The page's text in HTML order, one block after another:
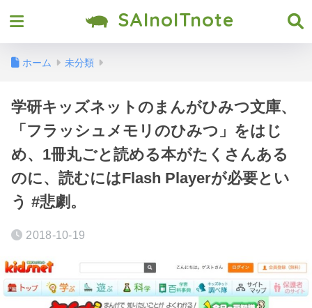
SAInoITnote
ホーム 未分類
学研キッズネットのまんがひみつ文庫、
「フラッシュメモリのひみつ」をはじ
め、1冊丸ごと読める本がたくさんある
のに、読むにはFlash Playerが必要とい
う #悲劇。
2018-10-19